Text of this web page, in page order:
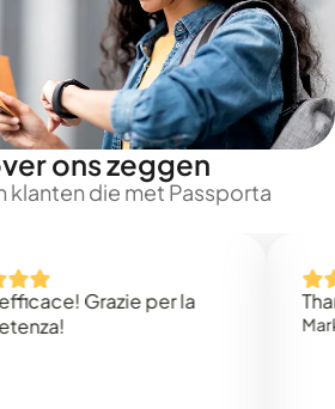
ons zeggen
klanten die met Passporta
Grazie per la
Thank
Mark N.